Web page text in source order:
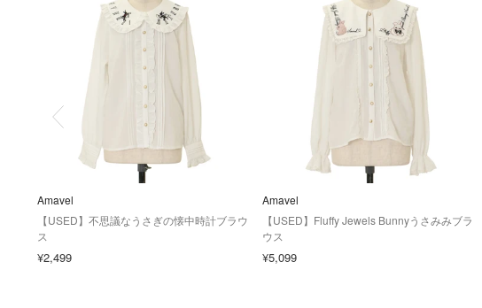
Amavel
【USED】不思議なうさぎの懐中時計ブラウ
ス
¥2,499
Amavel
【USED】Fluffy Jewels Bunnyうさみみブラ
ウス
¥5,099